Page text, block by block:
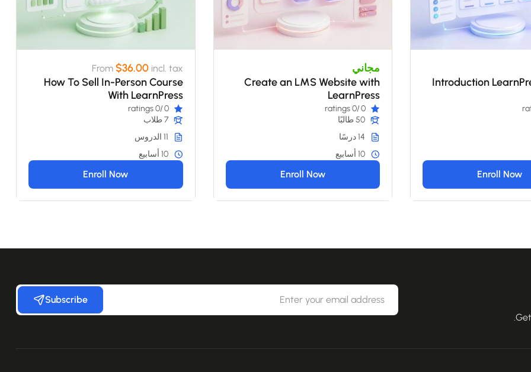
Introduction
Enroll Now
مجاني
Create an LMS Website with
LearnPress
0
/0 ratings
50 طالبًا
14 درسًا
10 أسابيع
Enroll Now
From $36.00 incl. tax
How To Sell In-Person Course
With LearnPress
0
/0 ratings
7 طلاب
11 الدروس
10 أسابيع
Enroll Now
Subscribe